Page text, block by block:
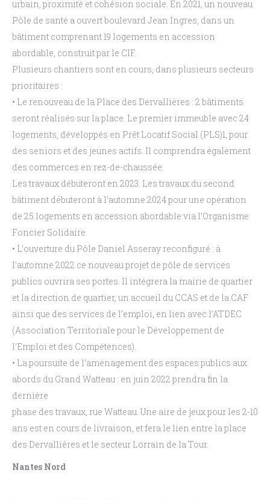
urbain, proximité et cohésion sociale. En 2021, un nouveau
Pôle de santé a ouvert boulevard Jean Ingres, dans un
bâtiment comprenant 19 logements en accession
abordable, construit par le CIF.
Plusieurs chantiers sont en cours, dans plusieurs secteurs
prioritaires :
• Le renouveau de la Place des Dervallières : 2 bâtiments
seront réalisés sur la place. Le premier immeuble avec 24
logements, développés en Prêt Locatif Social (PLS)1, pour
des seniors et des jeunes actifs. Il comprendra également
des commerces en rez-de-chaussée.
Les travaux débuteront en 2023. Les travaux du second
bâtiment débuteront à l’automne 2024pourune opération
de 25 logements en accession abordable via l’Organisme
Foncier Solidaire.
• L’ouverture du Pôle Daniel Asseray reconfiguré : à
l’automne 2022 ce nouveau projet de pôle de services
publics ouvrira ses portes. Il intégrera la mairie de quartier
et la direction de quartier, un accueil du CCAS et de la CAF
ainsi que des services de l’emploi, en lien avec l’ATDEC
(Association Territoriale pour le Développement de
l’Emploi et des Compétences).
• Lapoursuite de l’aménagement des espaces publics aux
abords du Grand Watteau : en juin 2022 prendra fin la
dernière
phase des travaux, rue Watteau. Une aire de jeux pour les 2-10
ans est en cours de livraison, et fera le lien entre la place
des Dervallières et le secteur Lorrain de la Tour.
Nantes Nord